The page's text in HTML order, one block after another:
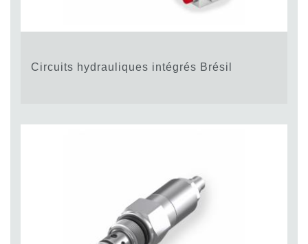
Circuits hydrauliques intégrés Brésil